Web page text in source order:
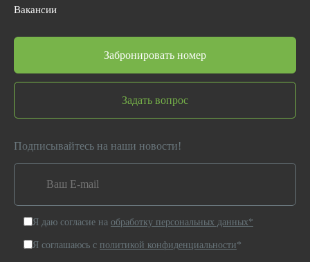
Вакансии
Забронировать номер
Задать вопрос
Подписывайтесь на наши новости!
Я даю согласие на обработку персональных данных*
Я соглашаюсь с политикой конфиденциальности*